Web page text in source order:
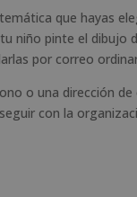
que hayas
niño pinte el dibujo
por correo
o una dirección
con la